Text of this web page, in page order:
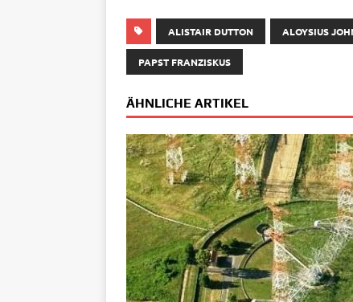
ALISTAIR DUTTON ALOYSIUS
PAPST FRANZISKUS
ÄHNLICHE ARTIKEL